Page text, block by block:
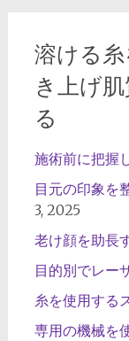
溶ける糸
き上げ
る
施術前に把握
目元の印象を
3, 2025
老け顔を助長
目的別でレー
糸を使用する
専用の機械を